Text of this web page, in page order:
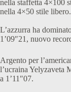
nella staffetta 4×100
nella 4×50 stile libero.
L’azzurra ha
1’09″21, nuovo
Argento per
l’ucraina Yelyzaveta
a 1’11″07.